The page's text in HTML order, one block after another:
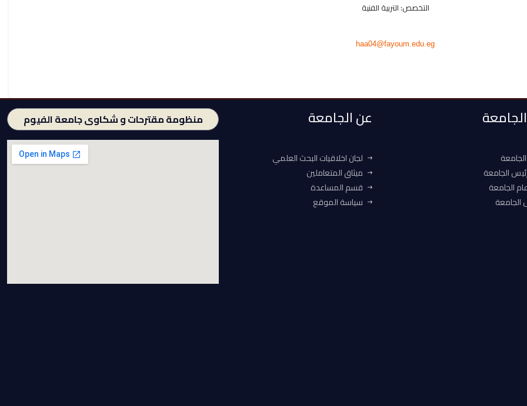
التخصص: التربية الفنية
haa04@fayoum.edu.eg
الجامعة
الجامعة
عن الجامعة
لجان اخلاقيات البحث العلمي
ميثاق المتعاملين
قسم المساعدة
سياسة الموقع
منظومة مقترحات و شكاوى جامعة الفيوم